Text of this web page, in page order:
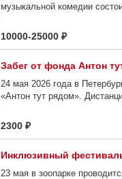
музыкальной комедии
10000-25000 ₽
Забег от фонда Антон
24 мая 2026 года в
«Антон тут рядом».
2300 ₽
Инклюзивный
23 мая в зоопарке